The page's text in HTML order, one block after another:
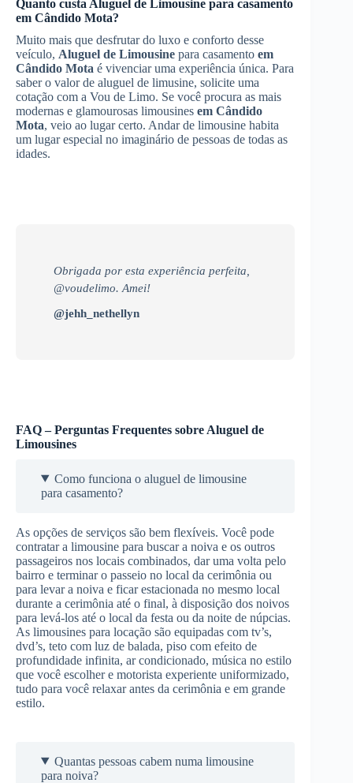
Quanto custa Aluguel de Limousine para casamento
em Cândido Mota?
Muito mais que desfrutar do luxo e conforto desse
veículo, Aluguel de Limousine para casamento em
Cândido Mota é vivenciar uma experiência única. Para
saber o valor de aluguel de limusine, solicite uma
cotação com a Vou de Limo. Se você procura as mais
modernas e glamourosas limousines em Cândido
Mota, veio ao lugar certo. Andar de limousine habita
um lugar especial no imaginário de pessoas de todas as
idades.
Obrigada por esta experiência perfeita,
@voudelimo. Amei!
@jehh_nethellyn
FAQ – Perguntas Frequentes sobre Aluguel de
Limousines
Como funciona o aluguel de limousine
para casamento?
As opções de serviços são bem flexíveis. Você pode
contratar a limousine para buscar a noiva e os outros
passageiros nos locais combinados, dar uma volta pelo
bairro e terminar o passeio no local da cerimônia ou
para levar a noiva e ficar estacionada no mesmo local
durante a cerimônia até o final, à disposição dos noivos
para levá-los até o local da festa ou da noite de núpcias.
As limousines para locação são equipadas com tv’s,
dvd’s, teto com luz de balada, piso com efeito de
profundidade infinita, ar condicionado, música no estilo
que você escolher e motorista experiente uniformizado,
tudo para você relaxar antes da cerimônia e em grande
estilo.
Quantas pessoas cabem numa limousine
para noiva?